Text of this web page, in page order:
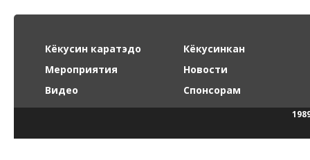
Кёкусин каратэдо
Кёкусинкан
Мероприятия
Новости
Видео
Спонсорам